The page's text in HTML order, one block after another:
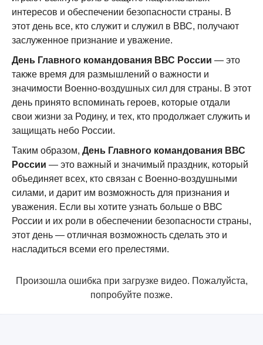
интересов и обеспечении безопасности страны. В
этот день все, кто служит и служил в ВВС, получают
заслуженное признание и уважение.
День Главного командования ВВС России — это
также время для размышлений о важности и
значимости Военно-воздушных сил для страны. В этот
день принято вспоминать героев, которые отдали
свои жизни за Родину, и тех, кто продолжает служить и
защищать небо России.
Таким образом, День Главного командования ВВС
России — это важный и значимый праздник, который
объединяет всех, кто связан с Военно-воздушными
силами, и дарит им возможность для признания и
уважения. Если вы хотите узнать больше о ВВС
России и их роли в обеспечении безопасности страны,
этот день — отличная возможность сделать это и
насладиться всеми его прелестями.
Произошла ошибка при загрузке видео. Пожалуйста,
попробуйте позже.